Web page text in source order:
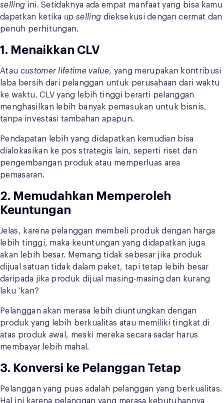
selling ini. Setidaknya ada empat manfaat yang bisa kamu
dapatkan ketika up selling dieksekusi dengan cermat dan
penuh perhitungan.
1. Menaikkan CLV
Atau customer lifetime value, yang merupakan kontribusi
laba bersih dari pelanggan untuk perusahaan dari waktu
ke waktu. CLV yang lebih tinggi berarti pelanggan
menghasilkan lebih banyak pemasukan untuk bisnis,
tanpa investasi tambahan apapun.
Pendapatan lebih yang didapatkan kemudian bisa
dialokasikan ke pos strategis lain, seperti riset dan
pengembangan produk atau memperluas area
pemasaran.
2. Memudahkan Memperoleh
Keuntungan
Jelas, karena pelanggan membeli produk dengan harga
lebih tinggi, maka keuntungan yang didapatkan juga
akan lebih besar. Memang tidak sebesar jika produk
dijual satuan tidak dalam paket, tapi tetap lebih besar
daripada jika produk dijual masing-masing dan kurang
laku ‘kan?
Pelanggan akan merasa lebih diuntungkan dengan
produk yang lebih berkualitas atau memiliki tingkat di
atas produk awal, meski mereka secara sadar harus
membayar lebih mahal.
3. Konversi ke Pelanggan Tetap
Pelanggan yang puas adalah pelanggan yang berkualitas.
Hal ini karena pelanggan yang merasa kebutuhannya